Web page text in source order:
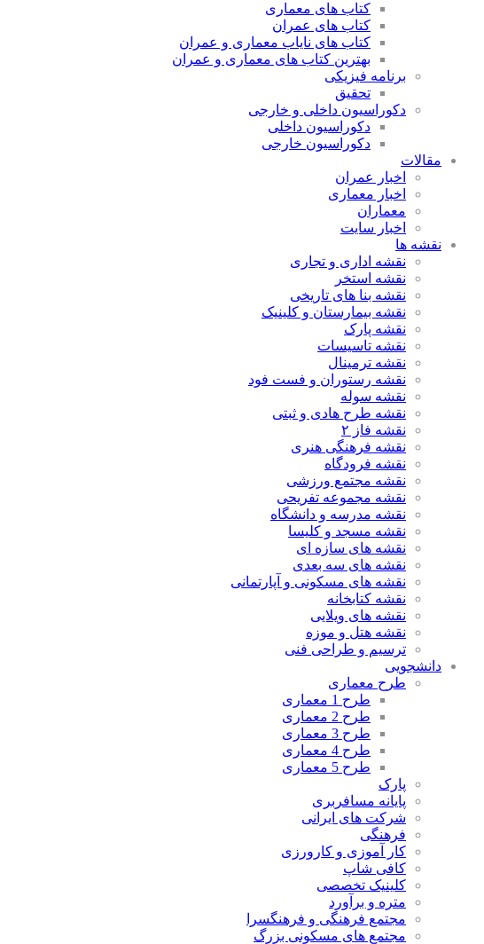
کتاب های معماری
کتاب های عمران
کتاب های نایاب معماری و عمران
بهترین کتاب های معماری و عمران
برنامه فیزیکی
تحقیق
دکوراسیون داخلی و خارجی
دکوراسیون داخلی
دکوراسیون خارجی
مقالات
اخبار عمران
اخبار معماری
معماران
اخبار سایت
نقشه ها
نقشه اداری و تجاری
نقشه استخر
نقشه بنا های تاریخی
نقشه بیمارستان و کلینیک
نقشه پارک
نقشه تاسیسات
نقشه ترمینال
نقشه رستوران و فست فود
نقشه سوله
نقشه طرح هادی و ثبتی
نقشه فاز ۲
نقشه فرهنگی هنری
نقشه فرودگاه
نقشه مجتمع ورزشی
نقشه مجموعه تفریحی
نقشه مدرسه و دانشگاه
نقشه مسجد و کلیسا
نقشه های سازه ای
نقشه های سه بعدی
نقشه های مسکونی و آپارتمانی
نقشه کتابخانه
نقشه های ویلایی
نقشه هتل و موزه
ترسیم و طراحی فنی
دانشجویی
طرح معماری
طرح 1 معماری
طرح 2 معماری
طرح 3 معماری
طرح 4 معماری
طرح 5 معماری
پارک
پایانه مسافربری
شرکت های ایرانی
فرهنگی
کار آموزی و کارورزی
کافی شاپ
کلینیک تخصصی
متره و برآورد
مجتمع فرهنگی و فرهنگسرا
مجتمع های مسکونی بزرگ